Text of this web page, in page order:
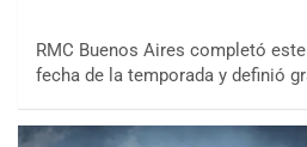
RMC Buenos Aires completó
fecha de la temporada y definió